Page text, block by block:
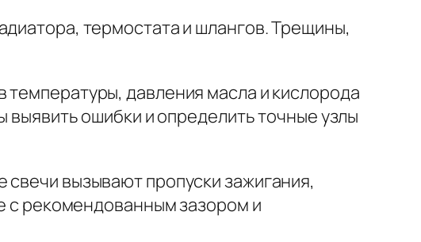
термостата и шлангов. Трещины,
температуры, давления масла и кислорода
ошибки и определить точные узлы
вызывают пропуски зажигания,
с рекомендованным зазором и